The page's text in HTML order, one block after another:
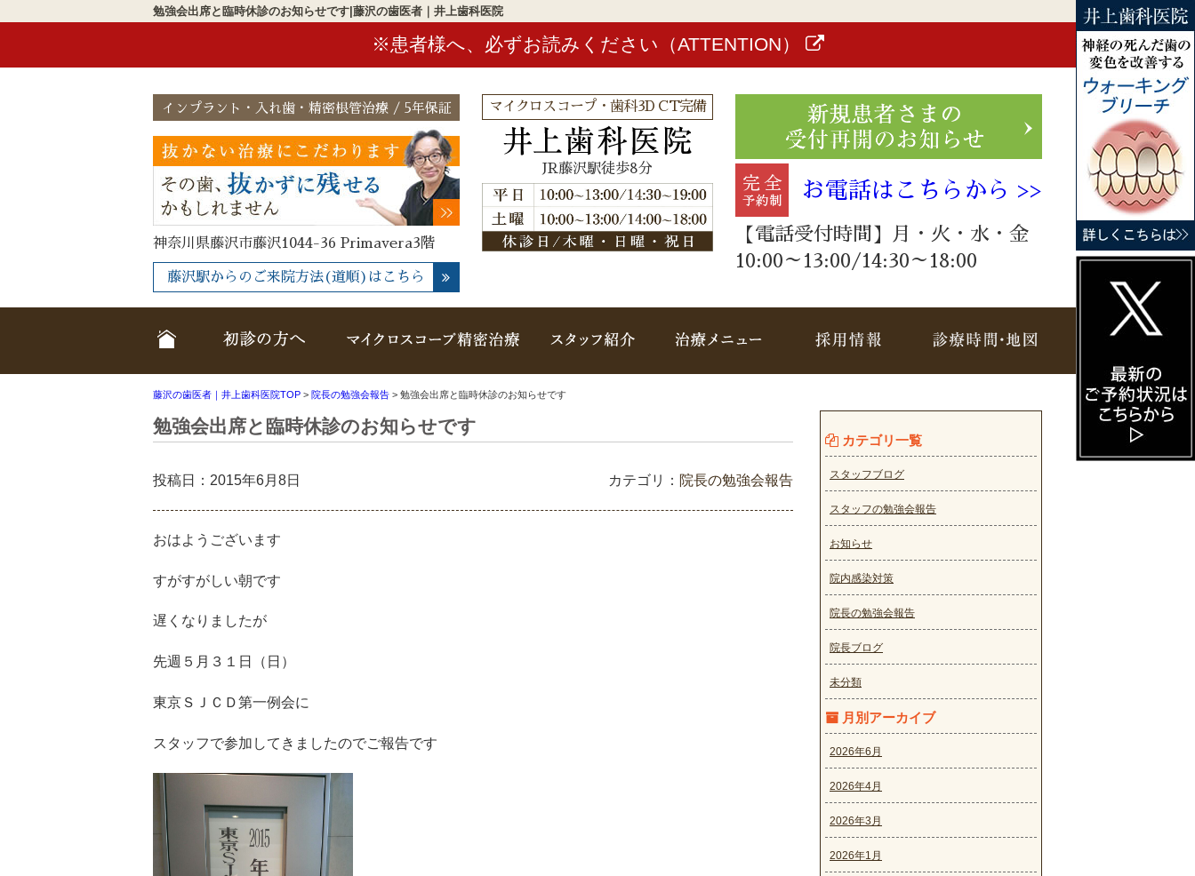
勉強会出席と臨時休診のお知らせです|藤沢の歯医者｜井上歯科医院
※患者様へ、必ずお読みください（ATTENTION）
インプラント・入れ歯・精密根管治療 / 5年保証
神奈川県藤沢市藤沢1044-36 Primavera3階
藤沢駅からのご来院方法(道順)はこちら
マイクロスコープ・歯科3D CT完備
JR藤沢駅徒歩8分
お電話はこちらから >>
【電話受付時間】月・火・水・金
10:00～13:00/14:30～18:00
ホーム クリニック概要(初めての方へ) マイクロスコープ精密治療
スタッフ紹介 治療メニュー 採用情報 診療時間・地図
藤沢の歯医者｜井上歯科医院TOP > 院長の勉強会報告 > 勉強会出席と臨時休診のお知らせです
勉強会出席と臨時休診のお知らせです
投稿日：2015年6月8日 カテゴリ： 院長の勉強会報告
おはようございます
すがすがしい朝です
遅くなりましたが
先週５月３１日（日）
東京ＳＪＣＤ第一例会に
スタッフで参加してきましたのでご報告です
カテゴリ一覧
スタッフブログ
スタッフの勉強会報告
お知らせ
院内感染対策
院長の勉強会報告
院長ブログ
未分類
月別アーカイブ
2026年6月
2026年4月
2026年3月
2026年1月